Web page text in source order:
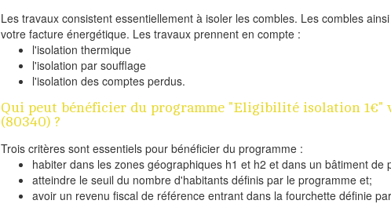
Les travaux consistent essentiellement à isoler les combles. Les combles
votre facture énergétique. Les travaux prennent en compte :
l'isolation thermique
l'isolation par soufflage
l'isolation des comptes perdus.
Qui peut bénéficier du programme "Eligibilité isolation 1€"
(80340) ?
Trois critères sont essentiels pour bénéficier du programme :
habiter dans les zones géographiques h1 et h2 et dans un bâtiment de
atteindre le seuil du nombre d'habitants définis par le programme et;
avoir un revenu fiscal de référence entrant dans la fourchette définie